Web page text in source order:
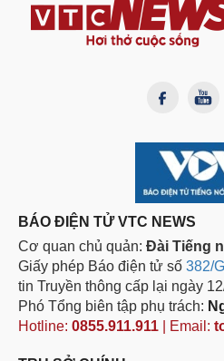
BÁO ĐIỆN TỬ VTC NEWS
Cơ quan chủ quản: Đài Tiếng
Giấy phép Báo điện tử số 382/
tin Truyền thông cấp lại ngày
Phó Tổng biên tập phụ trách:
Hotline: 0855.911.911 | Email: